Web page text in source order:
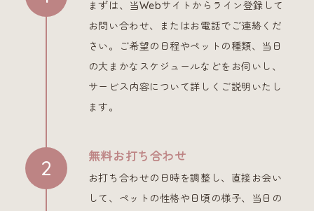
まずは、当Webサイトからライン登録して
お問い合わせ、またはお電話でご連絡くだ
さい。ご希望の日程やペットの種類、当日
の大まかなスケジュールなどをお伺いし、
サービス内容について詳しくご説明いたし
ます。
無料お打ち合わせ
お打ち合わせの日時を調整し、直接お会い
して、ペットの性格や日頃の様子、当日の